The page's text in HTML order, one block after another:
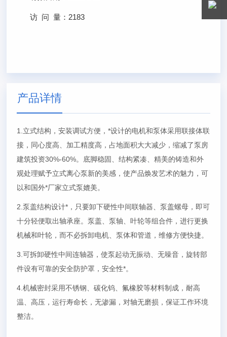
访 问 量： 2183
产品详情
1.立式结构，安装调试方便，*设计的电机和泵体采用联接体联
接，同心度高、加工精度高，占地面积大大减少，缩减了泵房
建筑投资30%-60%。底脚稳固、结构紧凑、精美的铸造和外
观处理赋予立式离心泵新的美感，使产品焕发艺术的魅力，可
以和国外*厂家立式泵媲美。
2.泵盖结构设计*，只要卸下硬性中间联轴器、泵盖螺母，即可
十分轻便取出轴承座。泵盖、泵轴、叶轮等组合件，进行更换
机械和叶轮，而不必拆卸电机、泵体和管道，维修方便快捷。
3.可拆卸硬性中间连轴器，使泵起动无振动、无噪音，旋转部
件设有可靠的安全防护罩，安全性*。
4.机械密封采用不锈钢、碳化钨、氟橡胶等材料制成，耐高
温、高压，运行寿命长，无渗漏，对轴无磨损，保证工作环境
整洁。